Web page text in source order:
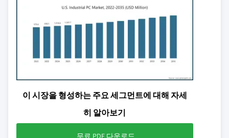
이 시장을 형성하는 주요 세그먼트에 대해 자세
히 알아보기
무료 PDF 다운로드